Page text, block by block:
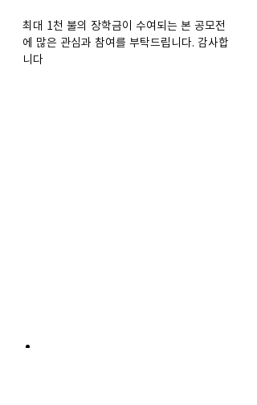
최대 1천 불의 장학금이 수여되는 본 공모전
에 많은 관심과 참여를 부탁드립니다. 감사합
니다